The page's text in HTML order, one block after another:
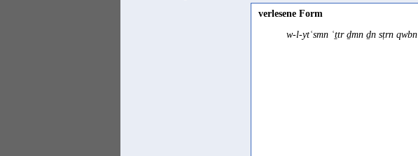
verlesene Form
w-l-ytʿsmn ʿṯtr ḏmn ḏn sṭrn qwbn